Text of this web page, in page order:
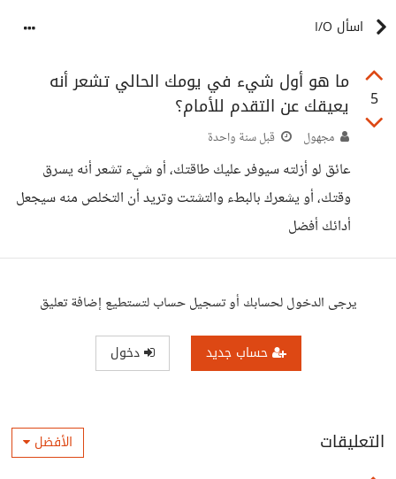
اسأل I/O
5
ما هو أول شيء في يومك الحالي تشعر أنه
يعيقك عن التقدم للأمام؟
مجهول قبل سنة واحدة
عائق لو أزلته سيوفر عليك طاقتك، أو شيء تشعر أنه يسرق
وقتك، أو يشعرك بالبطء والتشتت وتريد أن التخلص منه سيجعل
أدائك أفضل
يرجى الدخول لحسابك أو تسجيل حساب لتستطيع إضافة تعليق
حساب جديد دخول
التعليقات الأفضل